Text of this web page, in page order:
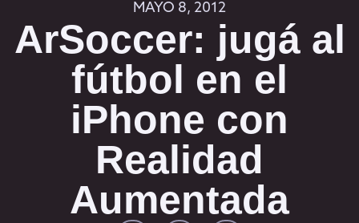
MAYO 8, 2012
ArSoccer: jugá al
fútbol en el
iPhone con
Realidad
Aumentada